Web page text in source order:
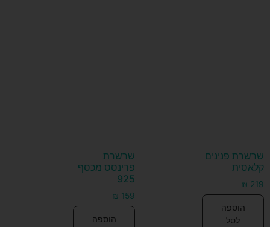
שרשרת פנינים
קלאסית
₪ 219
הוספה
לסל
שרשרת
פרינסס מכסף
925
₪ 159
הוספה